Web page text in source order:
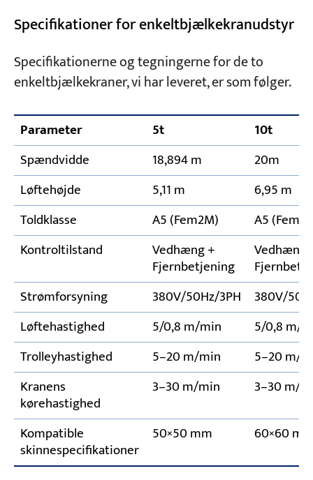
Specifikationer for enkeltbjælkekranudstyr
Specifikationerne og tegningerne for de to
enkeltbjælkekraner, vi har leveret, er som følger.
Parameter 5t
10t
Spændvidde
18,894 m
20m
Løftehøjde
5,11 m
6,95 m
Toldklasse
A5 (Fem2M)
A5
Kontroltilstand
Vedhæng +
Fjernbetjening
Vedhæng
Strømforsyning
380V/50Hz/3PH
380V/
Løftehastighed
5/0,8 m/min
5/0,8 m/
Trolleyhastighed
5–20 m/min
5–20 m/
Kranens
kørehastighed
3–30 m/min 3–30 m/
Kompatible
skinnespecifikationer
50×50 mm 60×60